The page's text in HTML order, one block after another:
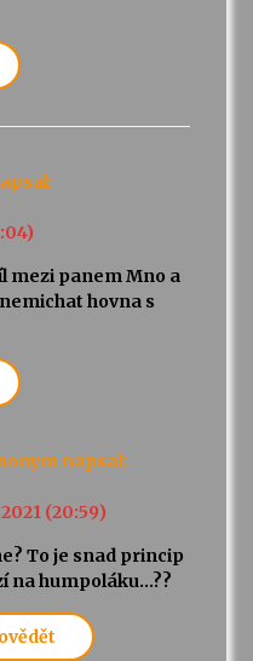
mezi panem Mno a
hovna s
napsal:
(20:59)
To je snad princip
na humpoláku…??